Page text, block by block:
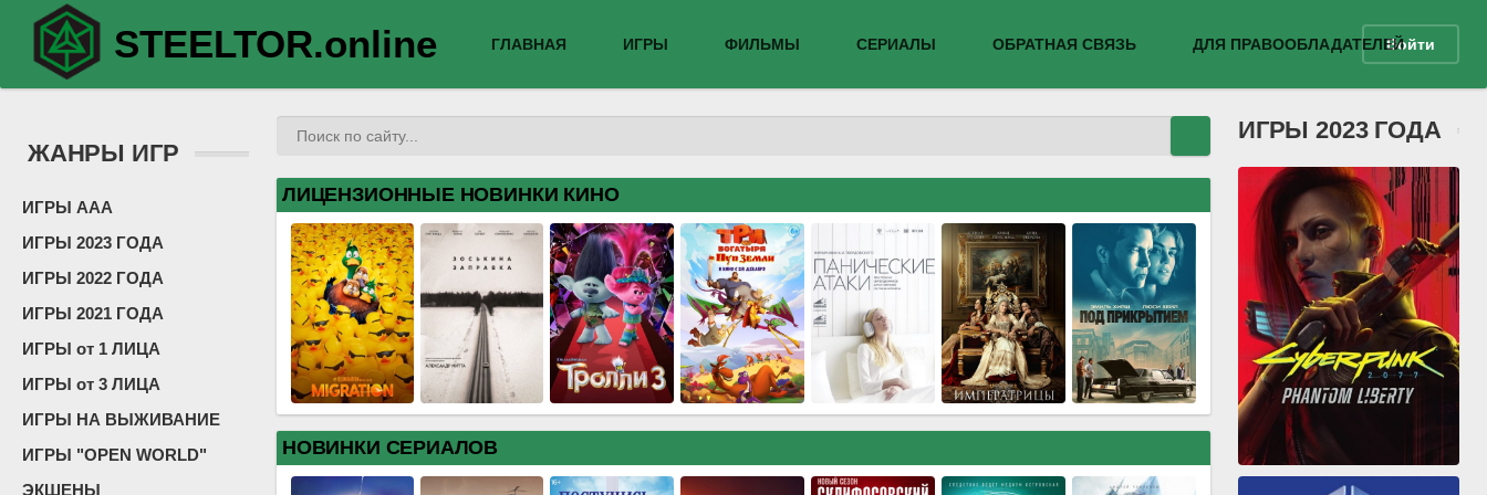
STEELTOR.online ГЛАВНАЯ ИГРЫ ФИЛЬМЫ СЕРИАЛЫ ОБРАТНАЯ СВЯЗЬ ДЛЯ ПРАВООБЛАДАТЕЛЕЙВойти
ЖАНРЫ ИГР
ИГРЫ ААА
ИГРЫ 2023 ГОДА
ИГРЫ 2022 ГОДА
ИГРЫ 2021 ГОДА
ИГРЫ от 1 ЛИЦА
ИГРЫ от 3 ЛИЦА
ИГРЫ НА ВЫЖИВАНИЕ
ИГРЫ "OPEN WORLD"
ЭКШЕНЫ
ЛИЦЕНЗИОННЫЕ НОВИНКИ КИНО
НОВИНКИ СЕРИАЛОВ
ИГРЫ 2023 ГОДА